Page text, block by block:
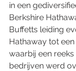
in een
Berkshire
Buffetts leiding
Hathaway tot
waarbij een
bedrijven werd